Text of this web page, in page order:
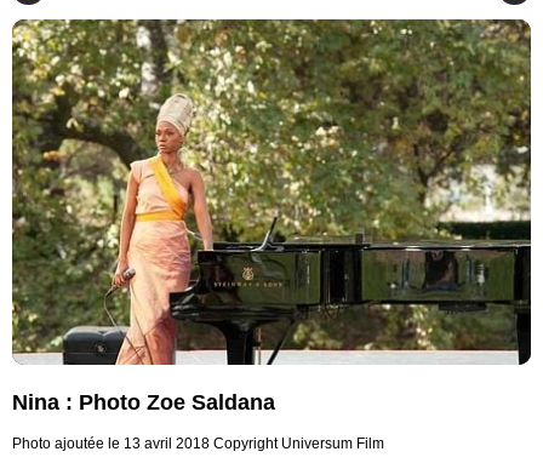
Nina : Photo Zoe Saldana
Photo ajoutée le 13 avril 2018 Copyright Universum Film